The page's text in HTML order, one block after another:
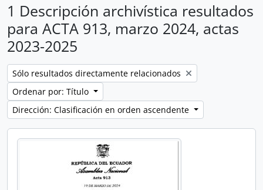
1 Descripción archivística resultados
para ACTA 913, marzo 2024, actas
2023-2025
Remove filter:
Sólo resultados directamente relacionados
Ordenar por: Título
Dirección: Clasificación en orden ascendente